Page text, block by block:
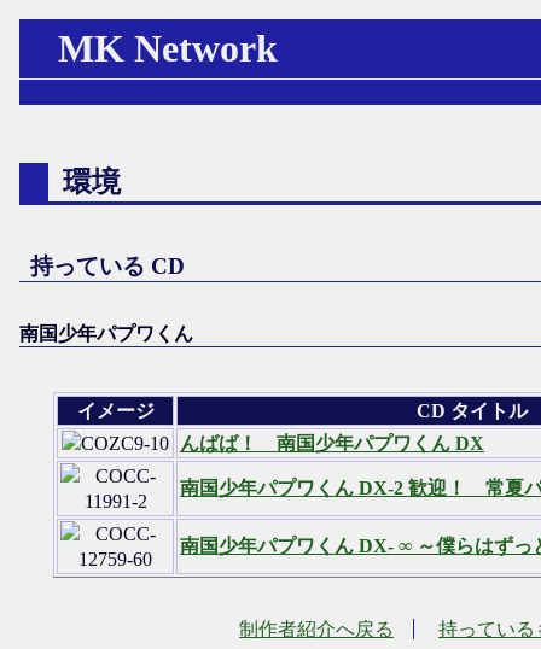
MK Network
環境
持っている CD
南国少年パプワくん
イメージ
CD タイトル
んばば！ 南国少年パプワくん DX
南国少年パプワくん DX-2 歓迎！ 常夏
南国少年パプワくん DX- ∞ ～僕らはずっ
制作者紹介へ戻る 持っている